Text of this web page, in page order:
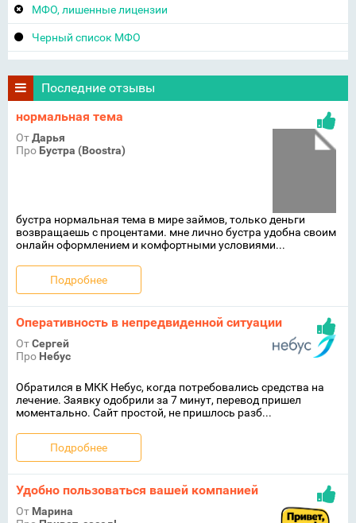
МФО, лишенные лицензии
Черный список МФО
Последние отзывы
нормальная тема
ОтДарья
Про Бустра (Boostra)
бустра нормальная тема в мире займов, только деньги
возвращаешь с процентами. мне лично бустра удобна своим
онлайн оформлением и комфортными условиями...
Подробнее
Оперативность в непредвиденной ситуации
ОтСергей
Про Небус
Обратился в МКК Небус, когда потребовались средства на
лечение. Заявку одобрили за 7 минут, перевод пришел
моментально. Сайт простой, не пришлось разб...
Подробнее
Удобно пользоваться вашей компанией
От Марина